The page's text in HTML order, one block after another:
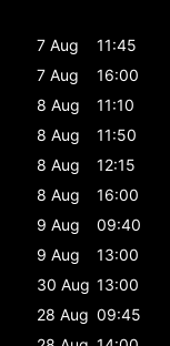
7 Aug
11:45
7 Aug
16:00
8 Aug
11:10
8 Aug
11:50
8 Aug
12:15
8 Aug
16:00
9 Aug
09:40
9 Aug
13:00
30 Aug 13:00
28 Aug 09:45